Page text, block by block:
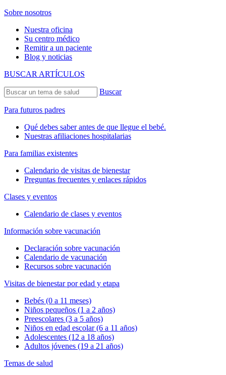
Sobre nosotros
Nuestra oficina
Su centro médico
Remitir a un paciente
Blog y noticias
BUSCAR ARTÍCULOS
Buscar
Para futuros padres
Qué debes saber antes de que llegue el bebé.
Nuestras afiliaciones hospitalarias
Para familias existentes
Calendario de visitas de bienestar
Preguntas frecuentes y enlaces rápidos
Clases y eventos
Calendario de clases y eventos
Información sobre vacunación
Declaración sobre vacunación
Calendario de vacunación
Recursos sobre vacunación
Visitas de bienestar por edad y etapa
Bebés (0 a 11 meses)
Niños pequeños (1 a 2 años)
Preescolares (3 a 5 años)
Niños en edad escolar (6 a 11 años)
Adolescentes (12 a 18 años)
Adultos jóvenes (19 a 21 años)
Temas de salud